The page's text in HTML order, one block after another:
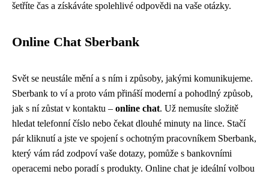
šetříte čas a získáváte spolehlivé odpovědi na vaše otázky.
Online Chat Sberbank
Svět se neustále mění a s ním i způsoby, jakými komunikujeme.
Sberbank to ví a proto vám přináší moderní a pohodlný způsob,
jak s ní zůstat v kontaktu – online chat. Už nemusíte složitě
hledat telefonní číslo nebo čekat dlouhé minuty na lince. Stačí
pár kliknutí a jste ve spojení s ochotným pracovníkem Sberbank,
který vám rád zodpoví vaše dotazy, pomůže s bankovními
operacemi nebo poradí s produkty. Online chat je ideální volbou